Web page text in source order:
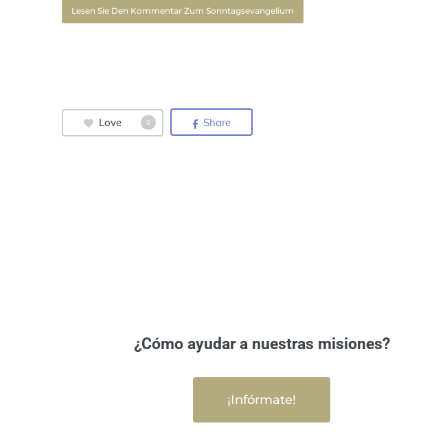
Lesen Sie Den Kommentar Zum Sonntagsevangelium
Love 0 Share
¿Cómo ayudar a nuestras misiones?
¡Infórmate!